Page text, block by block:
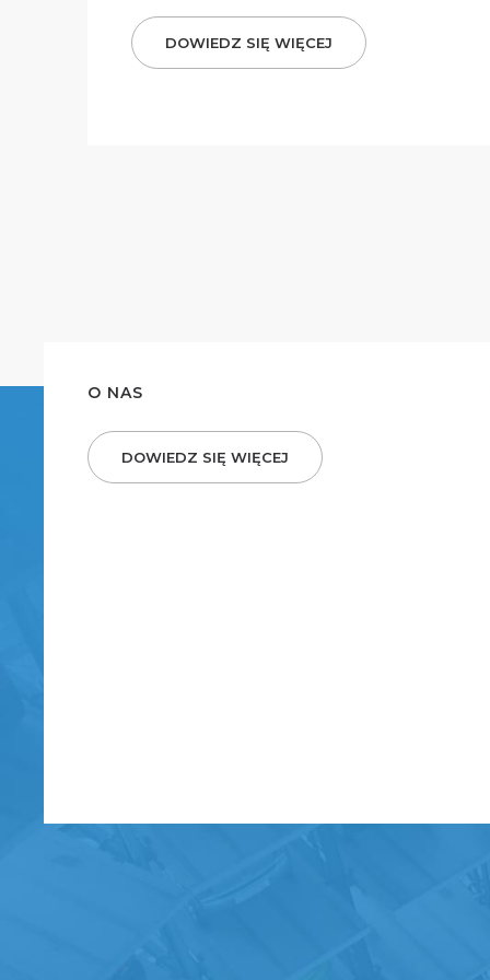
DOWIEDZ SIĘ WIĘCEJ
O NAS
DOWIEDZ SIĘ WIĘCEJ